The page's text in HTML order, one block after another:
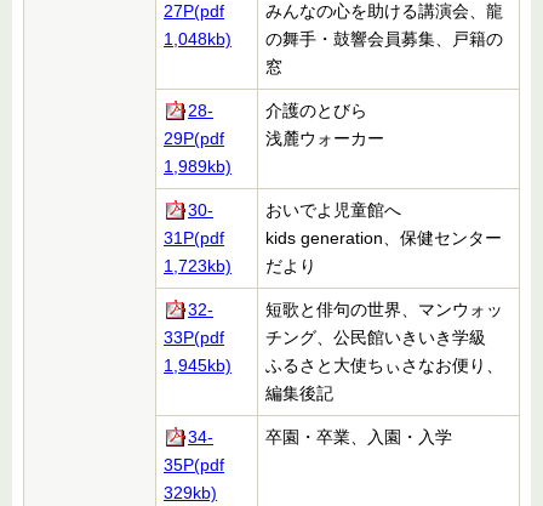
27P(pdf
1,048kb)
みんなの心を助ける講演会、龍
の舞手・鼓響会員募集、戸籍の
窓
28-
29P(pdf
1,989kb)
介護のとびら
浅麓ウォーカー
30-
31P(pdf
1,723kb)
おいでよ児童館へ
kids generation、保健センター
だより
32-
33P(pdf
1,945kb)
短歌と俳句の世界、マンウォッ
チング、公民館いきいき学級
ふるさと大使ちぃさなお便り、
編集後記
34-
35P(pdf
329kb)
卒園・卒業、入園・入学